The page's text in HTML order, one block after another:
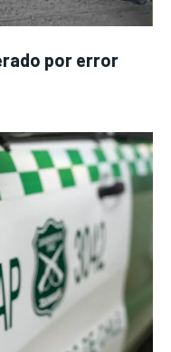
por error